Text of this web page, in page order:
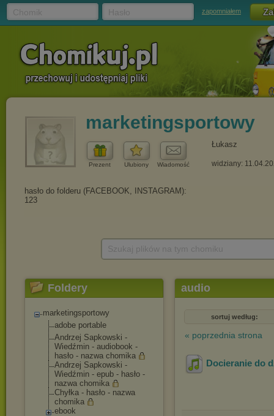
zapomniałem
marketingsportowy
Prezent Ulubiony Wiadomość
Łukasz
widziany:
Foldery
marketingsportowy
adobe portable
Andrzej Sapkowski -
Wiedźmin - audiobook -
hasło - nazwa chomika
Andrzej Sapkowski -
Wiedźmin - epub - hasło -
nazwa chomika
Chyłka - hasło - nazwa
chomika
ebook
audio
sortuj według:
« poprzednia strona
Docieranie do